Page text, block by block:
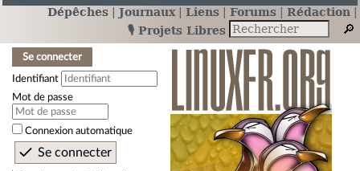
Dépêches Journaux Liens Forums
Rédaction
🎙️ Projets Libres
Se connecter
Identifiant
Mot de passe
Connexion automatique